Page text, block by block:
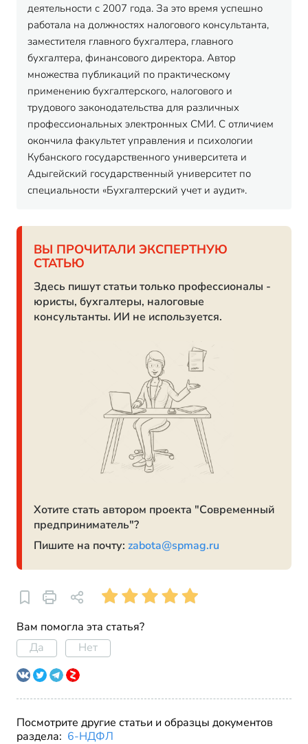
деятельности с 2007 года. За это время успешно
работала на должностях налогового консультанта,
заместителя главного бухгалтера, главного
бухгалтера, финансового директора. Автор
множества публикаций по практическому
применению бухгалтерского, налогового и
трудового законодательства для различных
профессиональных электронных СМИ. С отличием
окончила факультет управления и психологии
Кубанского государственного университета и
Адыгейский государственный университет по
специальности «Бухгалтерский учет и аудит».
ВЫ ПРОЧИТАЛИ ЭКСПЕРТНУЮ
СТАТЬЮ
Здесь пишут статьи только профессионалы -
юристы, бухгалтеры, налоговые
консультанты. ИИ не используется.
Хотите стать автором проекта "Современный
предприниматель"?
Пишите на почту: zabota@spmag.ru
Вам помогла эта статья?
Да
Нет
Посмотрите другие статьи и образцы документов
раздела: 6-НДФЛ